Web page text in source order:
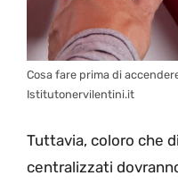
Cosa fare prima di
Istitutonervilentini.it
Tuttavia, coloro che
centralizzati